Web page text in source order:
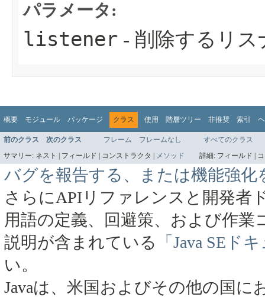
パラメータ:
listener - 削除するリス
概要 モジュール パッケージ クラス 使用 階層ツリー 非推奨 索引
前のクラス 次のクラス フレーム フレームなし
すべてのクラス
サマリー: ネスト | フィールド | コンストラクタ | メソッド 詳細: フィールド |
バグを報告する、または機能強化
さらにAPIリファレンスと開発者
用語の定義、回避策、および作
説明が含まれている
「Java SEド
い。
Javaは、米国およびその他の国に